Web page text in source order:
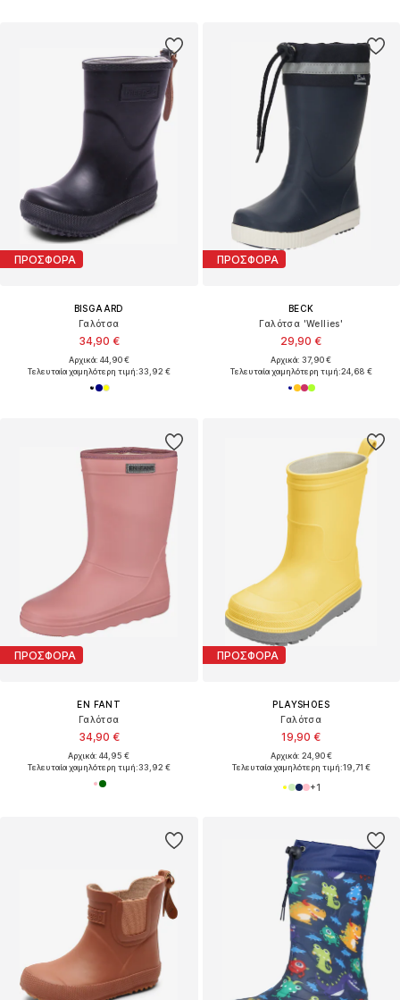
ΠΡΟΣΦΟΡΑ
BISGAARD
Γαλότσα
34,90 €
Αρχικά: 44,90 €
Τελευταία χαμηλότερη τιμή:33,92 €
ΠΡΟΣΦΟΡΑ
BECK
Γαλότσα 'Wellies'
29,90 €
Αρχικά: 37,90 €
Τελευταία χαμηλότερη τιμή:24,68 €
ΠΡΟΣΦΟΡΑ
EN FANT
Γαλότσα
34,90 €
Αρχικά: 44,95 €
Τελευταία χαμηλότερη τιμή:33,92 €
ΠΡΟΣΦΟΡΑ
PLAYSHOES
Γαλότσα
19,90 €
Αρχικά: 24,90 €
Τελευταία χαμηλότερη τιμή:19,71 €
+1